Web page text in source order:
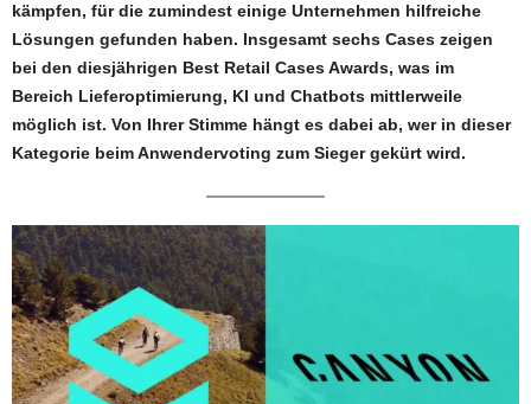
kämpfen, für die zumindest einige Unternehmen hilfreiche
Lösungen gefunden haben. Insgesamt sechs Cases zeigen
bei den diesjährigen Best Retail Cases Awards, was im
Bereich Lieferoptimierung, KI und Chatbots mittlerweile
möglich ist. Von Ihrer Stimme hängt es dabei ab, wer in dieser
Kategorie beim Anwendervoting zum Sieger gekürt wird.